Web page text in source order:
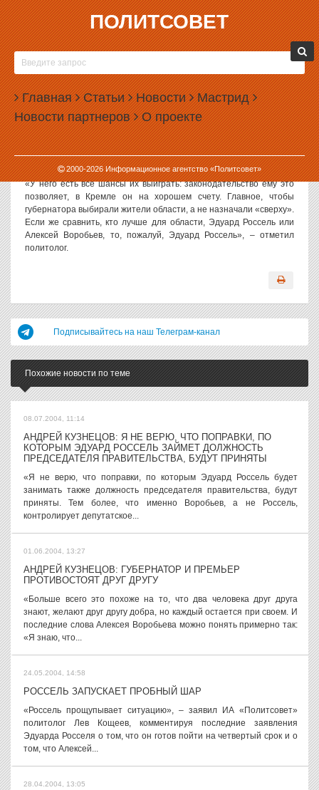
ПОЛИТСОВЕТ
Главная Статьи Новости Мастрид
Новости партнеров О проекте
2000-2026Информационное агентство «Политсовет»
24.05.2004, 14:24
АНДРЕЙ КУЗНЕЦОВ: ЭДУАРД РОССЕЛЬ ЛУЧШЕ
АЛЕКСЕЯ ВОРОБЬЕВА
«Эдуард Россель неоднократно заявлял, что, если ему будет
позволять здоровье, он пойдет на четвертый губернаторский
срок. Видимо, здоровье ему позволяет», – заявил ИА
«Политсовет» политолог Андрей Кузнецов, комментируя
недавнее заявление главы Свердловской области о том, что он
собирается в четвертый раз занять кресло губернатора.
«У него есть все шансы их выиграть: законодательство ему это
позволяет, в Кремле он на хорошем счету. Главное, чтобы
губернатора выбирали жители области, а не назначали «сверху».
Если же сравнить, кто лучше для области, Эдуард Россель или
Алексей Воробьев, то, пожалуй, Эдуард Россель», – отметил
политолог.
Подписывайтесь на наш Телеграм-канал
Похожие новости по теме
08.07.2004, 11:14
АНДРЕЙ КУЗНЕЦОВ: Я НЕ ВЕРЮ, ЧТО ПОПРАВКИ, ПО
КОТОРЫМ ЭДУАРД РОССЕЛЬ ЗАЙМЕТ ДОЛЖНОСТЬ
ПРЕДСЕДАТЕЛЯ ПРАВИТЕЛЬСТВА, БУДУТ ПРИНЯТЫ
«Я не верю, что поправки, по которым Эдуард Россель будет
занимать также должность председателя правительства, будут
приняты. Тем более, что именно Воробьев, а не Россель,
контролирует депутатское...
01.06.2004, 13:27
АНДРЕЙ КУЗНЕЦОВ: ГУБЕРНАТОР И ПРЕМЬЕР
ПРОТИВОСТОЯТ ДРУГ ДРУГУ
«Больше всего это похоже на то, что два человека друг друга
знают, желают друг другу добра, но каждый остается при своем. И
последние слова Алексея Воробьева можно понять примерно так:
«Я знаю, что...
24.05.2004, 14:58
РОССЕЛЬ ЗАПУСКАЕТ ПРОБНЫЙ ШАР
«Россель прощупывает ситуацию», – заявил ИА «Политсовет»
политолог Лев Кощеев, комментируя последние заявления
Эдуарда Росселя о том, что он готов пойти на четвертый срок и о
том, что Алексей...
28.04.2004, 13:05